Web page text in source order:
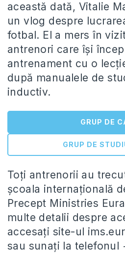
această dată, Vitalie
un vlog despre
fotbal. El a mers în
antrenori care își
antrenament cu o
după manualele de
inductiv.
GRUP DE
GRUP DE
Toți antrenorii au
școala internațională
Precept Ministries
multe detalii despre
accesați site-ul
sau sunați la telefonul